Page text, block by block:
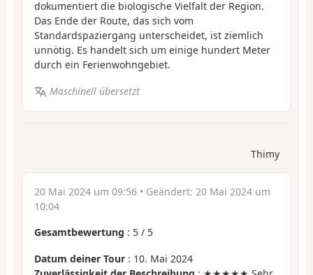
dokumentiert die biologische Vielfalt der Region.
Das Ende der Route, das sich vom
Standardspaziergang unterscheidet, ist ziemlich
unnötig. Es handelt sich um einige hundert Meter
durch ein Ferienwohngebiet.
Maschinell übersetzt
Thimy
20 Mai 2024 um 09:56 • Geändert: 20 Mai 2024 um
10:04
Gesamtbewertung : 5 / 5
Datum deiner Tour : 10. Mai 2024